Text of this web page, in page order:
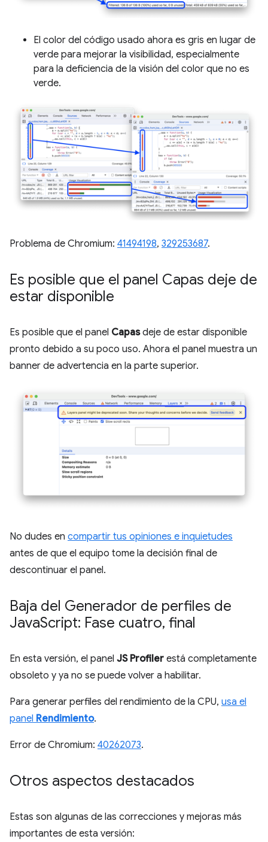
El color del código usado ahora es gris en lugar de
verde para mejorar la visibilidad, especialmente
para la deficiencia de la visión del color que no es
verde.
Problema de Chromium: 41494198, 329253687.
Es posible que el panel Capas deje de
estar disponible
Es posible que el panel Capasdeje de estar disponible
pronto debido a su poco uso. Ahora el panel muestra un
banner de advertencia en la parte superior.
No dudes en compartir tus opiniones e inquietudes
antes de que el equipo tome la decisión final de
descontinuar el panel.
Baja del Generador de perfiles de
JavaScript: Fase cuatro, final
En esta versión, el panel JS Profiler está completamente
obsoleto y ya no se puede volver a habilitar.
Para generar perfiles del rendimiento de la CPU, usa el
panel Rendimiento.
Error de Chromium: 40262073.
Otros aspectos destacados
Estas son algunas de las correcciones y mejoras más
importantes de esta versión: